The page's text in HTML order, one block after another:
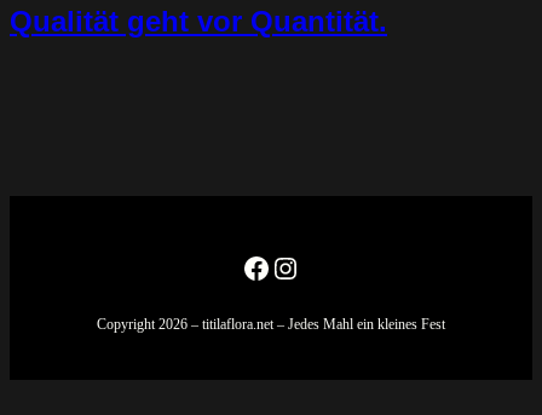
Qualität geht vor Quantität.
Facebook
Instagram
Copyright 2026 – titilaflora.net – Jedes Mahl ein kleines Fest